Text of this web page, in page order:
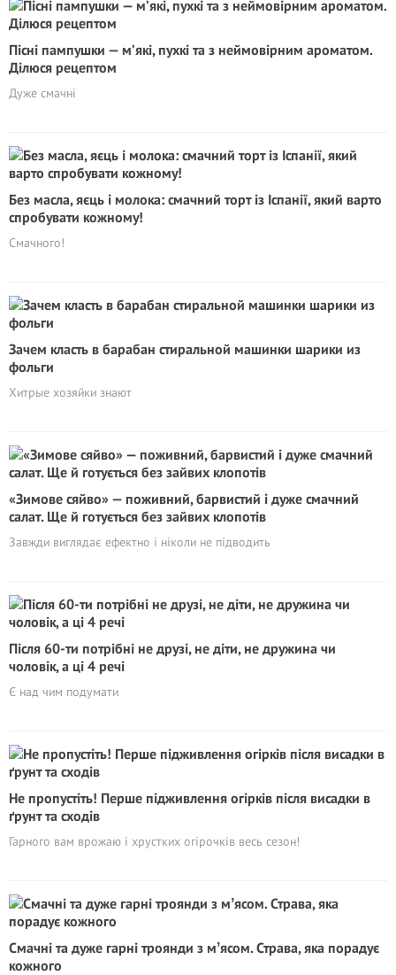
Пісні пампушки — м’які, пухкі та з неймовірним ароматом.
Ділюся рецептом
Дуже смачні
Без масла, яєць і молока: смачний торт із Іспанії, який варто
спробувати кожному!
Смачного!
Зачем класть в барабан стиральной машинки шарики из
фольги
Хитрые хозяйки знают
«Зимове сяйво» — поживний, барвистий і дуже смачний
салат. Ще й готується без зайвих клопотів
Завжди виглядає ефектно і ніколи не підводить
Після 60-ти потрібні не друзі, не діти, не дружина чи
чоловік, а ці 4 речі
Є над чим подумати
Не пропустіть! Перше підживлення огірків після висадки в
ґрунт та сходів
Гарного вам врожаю і хрустких огірочків весь сезон!
Смачні та дуже гарні троянди з мʼясом. Страва, яка порадує
кожного